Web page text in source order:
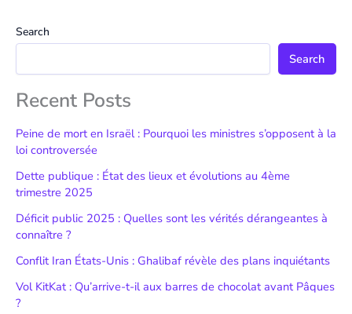
Search
Search
Recent Posts
Peine de mort en Israël : Pourquoi les ministres s’opposent à la
loi controversée
Dette publique : État des lieux et évolutions au 4ème
trimestre 2025
Déficit public 2025 : Quelles sont les vérités dérangeantes à
connaître ?
Conflit Iran États-Unis : Ghalibaf révèle des plans inquiétants
Vol KitKat : Qu’arrive-t-il aux barres de chocolat avant Pâques
?